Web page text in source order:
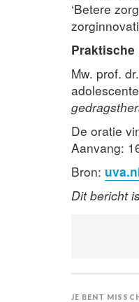
‘Betere
Mw. prof.
De oratie
Aanvang:
Bron:
Dit bericht
JE BENT